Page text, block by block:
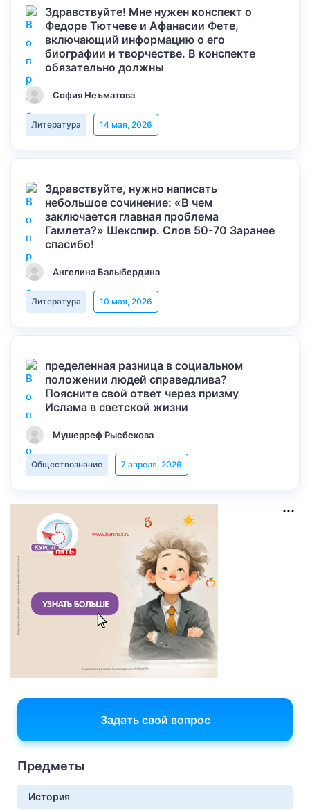
Здравствуйте! Мне нужен конспект о
Федоре Тютчеве и Афанасии Фете,
включающий информацию о его
биографии и творчестве. В конспекте
обязательно должны
София Неъматова
Литература 14 мая, 2026
Здравствуйте, нужно написать
небольшое сочинение: «В чем
заключается главная проблема
Гамлета?» Шекспир. Слов 50-70 Заранее
спасибо!
Ангелина Балыбердина
Литература 10 мая, 2026
пределенная разница в социальном
положении людей справедлива?
Поясните свой ответ через призму
Ислама в светской жизни
Мушерреф Рысбекова
Обществознание 7 апреля, 2026
Задать свой вопрос
Предметы
История